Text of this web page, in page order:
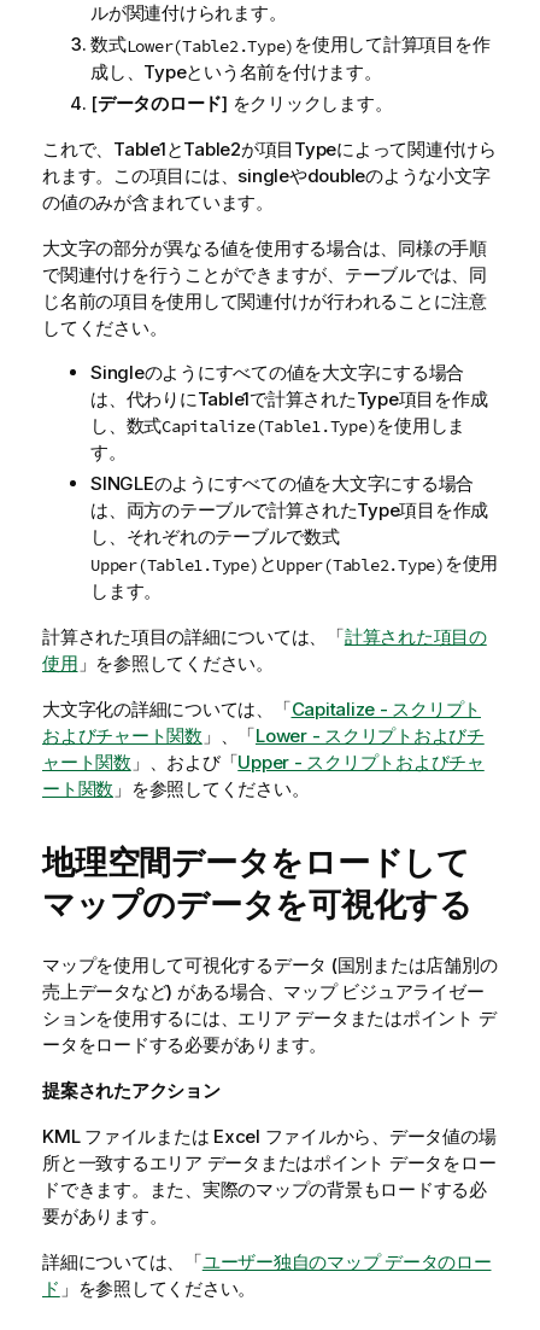
ルが関連付けられます。
数式Lower(Table2.Type) を使用して計算項目を作
成し、 Typeという名前を付けます。
[データのロード] をクリックします。
これで、 Table1とTable2が項目 Typeによって関連付けら
れます。この項目には、 singleやdoubleのような小文字
の値のみが含まれています。
大文字の部分が異なる値を使用する場合は、同様の手順
で関連付けを行うことができますが、テーブルでは、同
じ名前の項目を使用して関連付けが行われることに注意
してください。
Singleのようにすべての値を大文字にする場合
は、代わりにTable1で計算されたType項目を作成
し、数式Capitalize(Table1.Type)を使用しま
す。
SINGLEのようにすべての値を大文字にする場合
は、両方のテーブルで計算されたType項目を作成
し、それぞれのテーブルで数式
Upper(Table1.Type) とUpper(Table2.Type) を使用
します。
計算された項目の詳細については、「計算された項目の
使用 」を参照してください。
大文字化の詳細については、「Capitalize - スクリプト
およびチャート関数 」、「Lower - スクリプトおよびチ
ャート関数 」、および「Upper - スクリプトおよびチャ
ート関数 」を参照してください。
地理空間データをロードして
マップのデータを可視化する
マップを使用して可視化するデータ (国別または店舗別の
売上データなど) がある場合、マップ ビジュアライゼー
ションを使用するには、エリア データまたはポイント デ
ータをロードする必要があります。
提案されたアクション
KML ファイルまたは Excel ファイルから、データ値の場
所と一致するエリア データまたはポイント データをロー
ドできます。また、実際のマップの背景もロードする必
要があります。
詳細については、「ユーザー独自のマップ データのロー
ド 」を参照してください。